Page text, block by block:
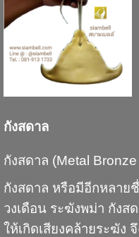
กังสดาล
กังสดาล (Metal
กังสดาล หรือมีอีกหลาย
วงเดือน ระฆังพม่า กังส
ให้เกิดเสียงคล้ายระฆัง